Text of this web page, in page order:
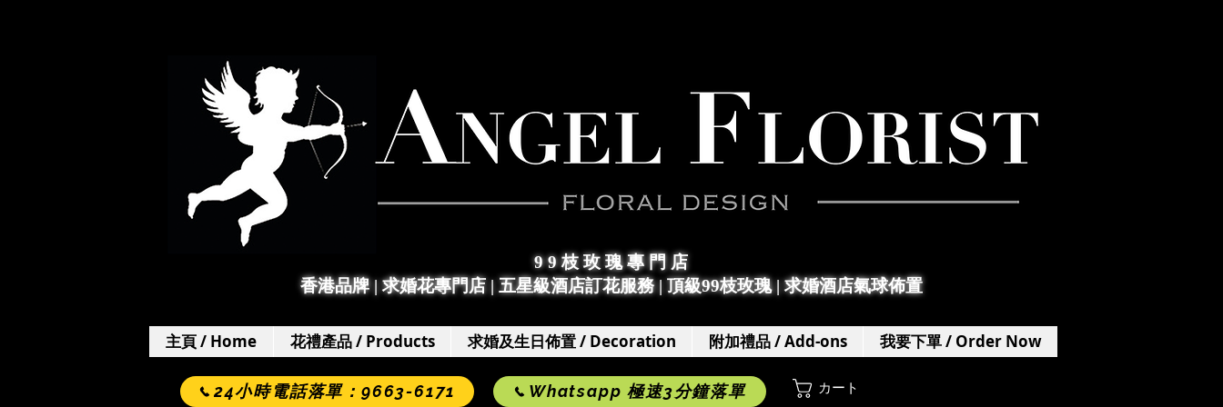
9 9 枝 玫 瑰 專 門 店
香港品牌 | 求婚花專門店| 五星級酒店訂花服務 | 頂級99枝玫瑰 |求婚酒店氣球佈置
主頁 / Home 花禮產品 / Products 求婚及生日佈置 / Decoration 附加禮品 / Add-ons 我要下單 / Order Now
24小時電話落單：9663-6171 Whatsapp 極速3分鐘落單 カート